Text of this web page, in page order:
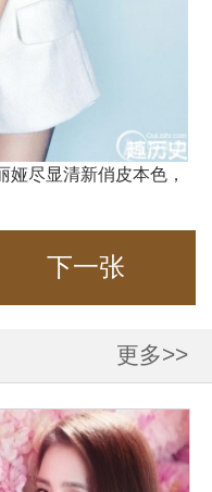
尽显清新俏皮本色，
下一张
更多>>